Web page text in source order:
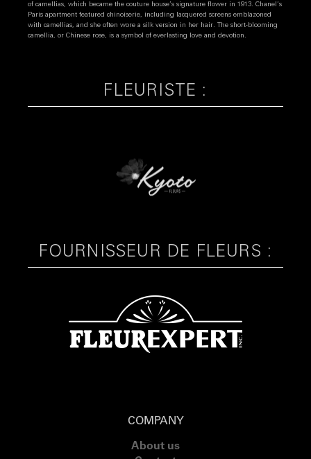
of camellias, which became the couture house’s signature flower in 1913. Chanel’s
Paris apartment featured chinoiserie, including lacquered screens emblazoned
with camellias, and she often wore a silk version in her hair. The short-blooming
camellia, or Chinese rose, is a symbol of everlasting love and devotion.
FLEURISTE :
FOURNISSEUR DE FLEURS :
COMPANY
About us